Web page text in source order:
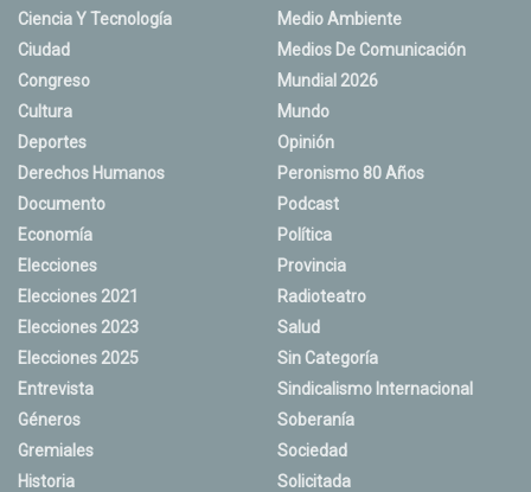
Ciencia Y Tecnología
Ciudad
Congreso
Cultura
Deportes
Derechos Humanos
Documento
Economía
Elecciones
Elecciones 2021
Elecciones 2023
Elecciones 2025
Entrevista
Géneros
Gremiales
Historia
Medio Ambiente
Medios De Comunicación
Mundial 2026
Mundo
Opinión
Peronismo 80 Años
Podcast
Política
Provincia
Radioteatro
Salud
Sin Categoría
Sindicalismo Internacional
Soberanía
Sociedad
Solicitada